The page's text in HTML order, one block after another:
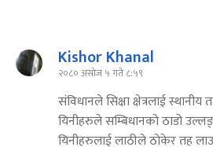
Kishor Khanal
२०८० असोज ५ गते ८:५९
संविधानले सिक्षा क्षेत्रलाई
यिनीहरुले सम्बिधानको ठाडो
यिनीहरुलाई लाठीले ठोकेर तह